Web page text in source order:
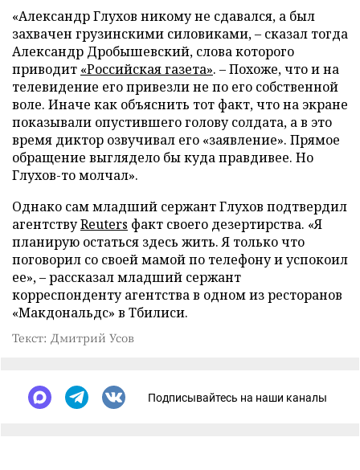
«Александр Глухов никому не сдавался, а был
захвачен грузинскими силовиками, – сказал тогда
Александр Дробышевский, слова которого
приводит «Российская газета». – Похоже, что и на
телевидение его привезли не по его собственной
воле. Иначе как объяснить тот факт, что на экране
показывали опустившего голову солдата, а в это
время диктор озвучивал его «заявление». Прямое
обращение выглядело бы куда правдивее. Но
Глухов-то молчал».
Однако сам младший сержант Глухов подтвердил
агентствуReuters факт своего дезертирства. «Я
планирую остаться здесь жить. Я только что
поговорил со своей мамой по телефону и успокоил
ее», – рассказал младший сержант
корреспонденту агентства в одном из ресторанов
«Макдональдс» в Тбилиси.
Текст: Дмитрий Усов
Подписывайтесь на наши каналы